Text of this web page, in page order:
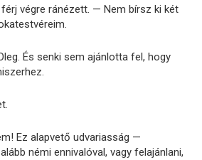
végre ránézett. — Nem bírsz ki két
És senki sem ajánlotta fel, hogy
Ez alapvető udvariasság —
némi ennivalóval, vagy felajánlani,